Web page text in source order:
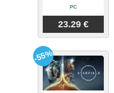
PC
23.29 €
-55%